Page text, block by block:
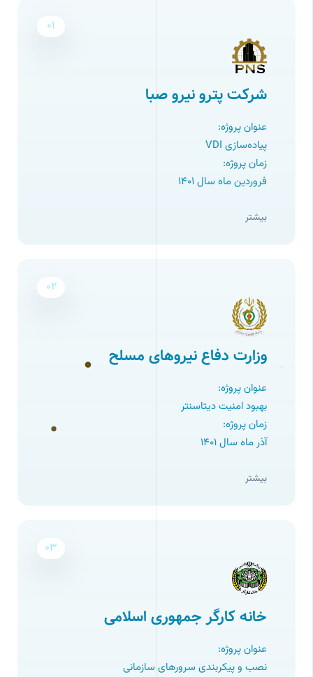
01
شرکت پترو نیرو صبا
عنوان پروژه:
پیاده‌سازی VDI
زمان پروژه:
فروردین ماه سال ۱۴۰1
بیشتر
02
وزارت دفاع نیروهای مسلح
عنوان پروژه:
بهبود امنیت دیتاسنتر
زمان پروژه:
آذر ماه سال ۱۴۰1
بیشتر
03
خانه کارگر جمهوری اسلامی
عنوان پروژه:
نصب و پیکربندی سرورهای سازمانی